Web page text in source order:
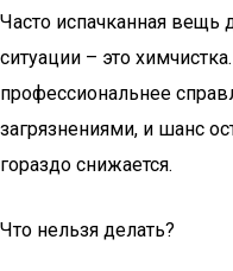
Часто испачканная вещь
ситуации – это
профессиональнее
загрязнениями, и шанс
гораздо снижается.
Что нельзя делать?